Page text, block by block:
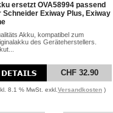
ersetzt OVA58994 passend
Schneider Exiway Plus, Exiway
Akku, kompatibel zum
des Geräteherstellers.
CHF 32.90
8.1 % MwSt. exkl. Versandkosten )